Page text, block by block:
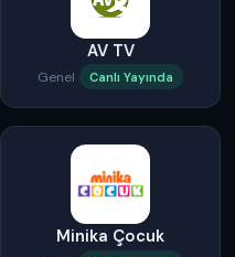
AV TV
Genel Canlı Yayında
Minika Çocuk